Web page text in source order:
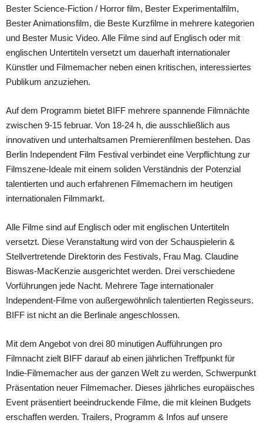
Bester Science-Fiction / Horror film, Bester Experimentalfilm,
Bester Animationsfilm, die Beste Kurzfilme in mehrere kategorien
und Bester Music Video. Alle Filme sind auf Englisch oder mit
englischen Untertiteln versetzt um dauerhaft internationaler
Künstler und Filmemacher neben einen kritischen, interessiertes
Publikum anzuziehen.
Auf dem Programm bietet BIFF mehrere spannende Filmnächte
zwischen 9-15 februar. Von 18-24 h, die ausschließlich aus
innovativen und unterhaltsamen Premierenfilmen bestehen. Das
Berlin Independent Film Festival verbindet eine Verpflichtung zur
Filmszene-Ideale mit einem soliden Verständnis der Potenzial
talentierten und auch erfahrenen Filmemachern im heutigen
internationalen Filmmarkt.
Alle Filme sind auf Englisch oder mit englischen Untertiteln
versetzt. Diese Veranstaltung wird von der Schauspielerin &
Stellvertretende Direktorin des Festivals, Frau Mag. Claudine
Biswas-MacKenzie ausgerichtet werden. Drei verschiedene
Vorführungen jede Nacht. Mehrere Tage internationaler
Independent-Filme von außergewöhnlich talentierten Regisseurs.
BIFF ist nicht an die Berlinale angeschlossen.
Mit dem Angebot von drei 80 minutigen Aufführungen pro
Filmnacht zielt BIFF darauf ab einen jährlichen Treffpunkt für
Indie-Filmemacher aus der ganzen Welt zu werden, Schwerpunkt
Präsentation neuer Filmemacher. Dieses jährliches europäisches
Event präsentiert beeindruckende Filme, die mit kleinen Budgets
erschaffen werden. Trailers, Programm & Infos auf unsere